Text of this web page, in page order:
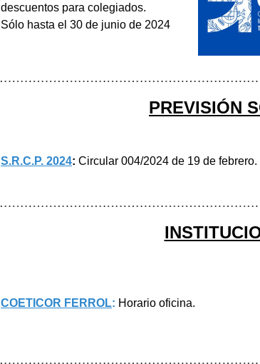
descuentos para colegiados.
Sólo hasta el 30 de junio de 2024
PREVISIÓN
S.R.C.P. 2024: Circular 004/2024 de 19 de febrero.
COETICOR FERROL: Horario oficina.